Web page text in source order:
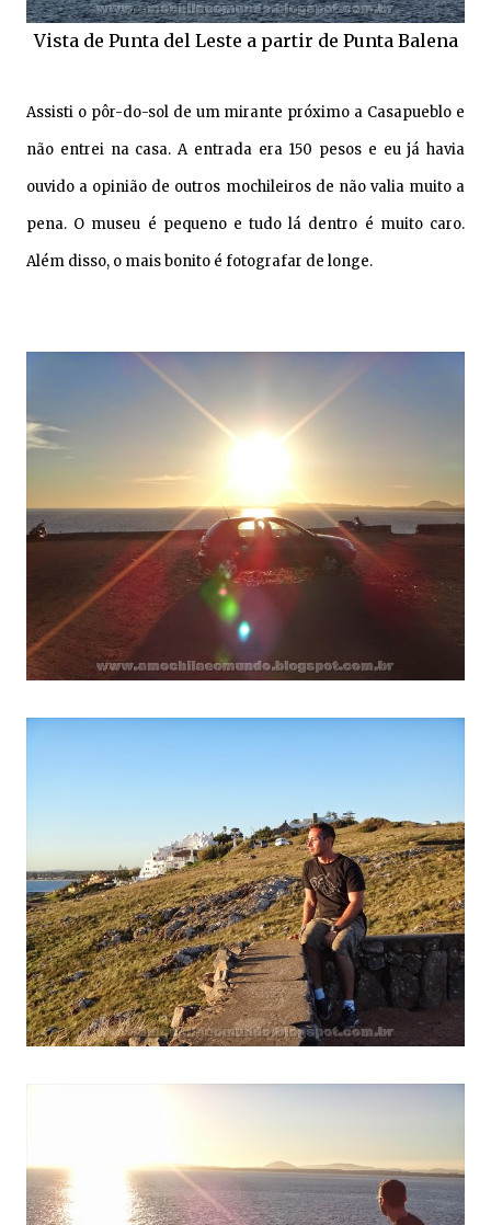
Vista de Punta del Leste a partir de Punta Balena
Assisti o pôr-do-sol de um mirante próximo a Casapueblo e
não entrei na casa. A entrada era 150 pesos e eu já havia
ouvido a opinião de outros mochileiros de não valia muito a
pena. O museu é pequeno e tudo lá dentro é muito caro.
Além disso, o mais bonito é fotografar de longe.